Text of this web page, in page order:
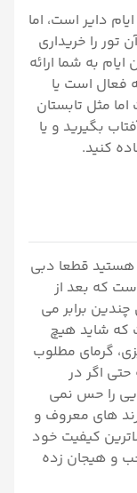
دایر است، اما
تور را خریداری
به شما ارائه
فعال است یا
1404 خوب است اما مثل تابستان
بگیرید و یا
کنید.
قطعا دبی
که بعد از
برابر می
که شاید هیچ
گرمای مطلوب
اگر در
را حس نمی
های معروف و
کیفیت خود
و هیجان زده